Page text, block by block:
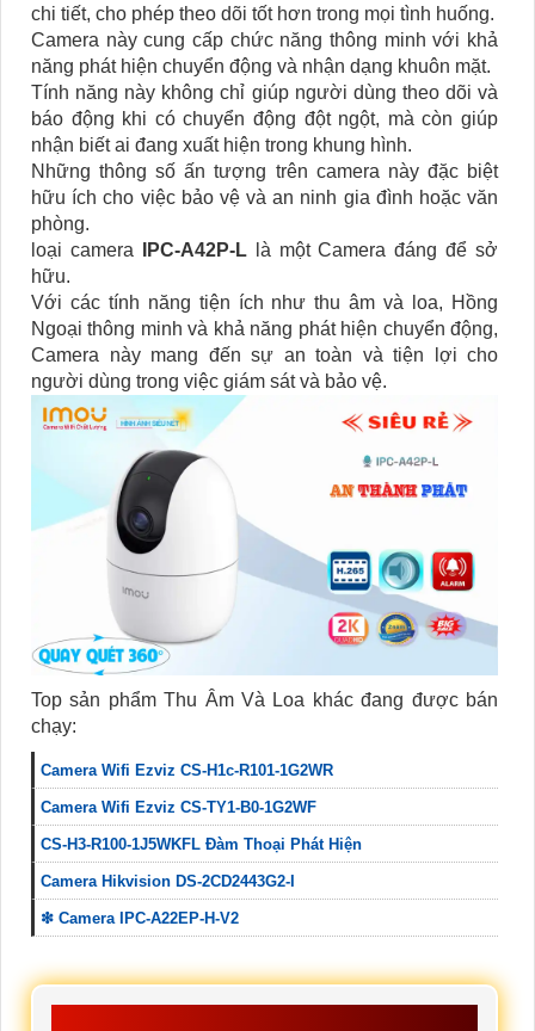
chi tiết, cho phép theo dõi tốt hơn trong mọi tình huống.
Camera này cung cấp chức năng thông minh với khả
năng phát hiện chuyển động và nhận dạng khuôn mặt.
Tính năng này không chỉ giúp người dùng theo dõi và
báo động khi có chuyển động đột ngột, mà còn giúp
nhận biết ai đang xuất hiện trong khung hình.
Những thông số ấn tượng trên camera này đặc biệt
hữu ích cho việc bảo vệ và an ninh gia đình hoặc văn
phòng.
loại camera
IPC-A42P-Llà một Camera đáng để sở
hữu.
Với các tính năng tiện ích như thu âm và loa, Hồng
Ngoại thông minh và khả năng phát hiện chuyển động,
Camera này mang đến sự an toàn và tiện lợi cho
người dùng trong việc giám sát và bảo vệ.
Top sản phẩm Thu Âm Và Loa khác đang được bán
chạy:
Camera Wifi Ezviz CS-H1c-R101-1G2WR
Camera Wifi Ezviz CS-TY1-B0-1G2WF
CS-H3-R100-1J5WKFL Đàm Thoại Phát Hiện
Camera Hikvision DS-2CD2443G2-I
❇ Camera IPC-A22EP-H-V2